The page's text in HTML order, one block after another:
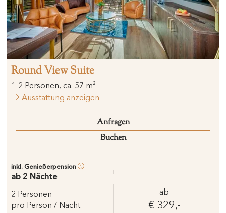
Round View Suite
1-2 Personen, ca. 57 m²
Ausstattung anzeigen
Anfragen
Buchen
inkl. Genießerpension
ab 2 Nächte
2 Personen
pro Person / Nacht
ab
€ 329,-